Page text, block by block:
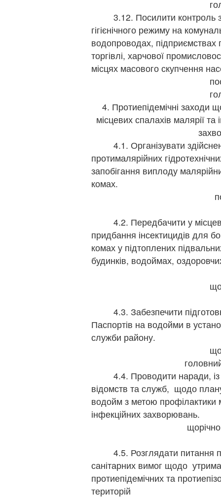
3.12. Посилити контроль
гігієнічного режиму на
водопроводах, підприємствах
торгівлі, харчової
місцях масового скупчення
4. Протиепідемічні заходи
місцевих спалахів малярії
4.1. Організувати
протималярійних
запобігання виплоду
комах.
4.2. Передбачити у
придбання інсектицидів для
комах у підтоплених
будинків, водоймах,
4.3. Забезпечити
Паспортів на водойми в
служби району.
4.4. Проводити наради, із
відомств та служб, щодо
водойм з метою профілактики
інфекційних захворювань.
4.5. Розглядати питання
санітарних вимог щодо
протиепідемічних та
територій